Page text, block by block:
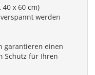
40 x 60 cm)
werden
garantieren einen
Schutz für Ihren